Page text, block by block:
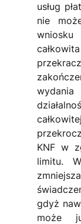
usług
nie
KNF w
limitu.
gdyż
może